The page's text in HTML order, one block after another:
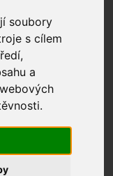
soubory
s cílem
a